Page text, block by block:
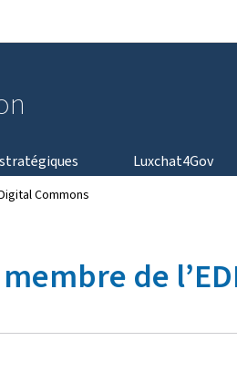
Luxchat4Gov
Commons
de